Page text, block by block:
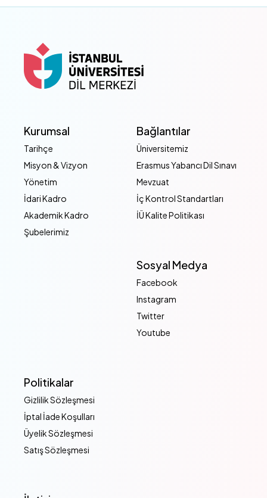
Kurumsal
Tarihçe
Misyon & Vizyon
Yönetim
İdari Kadro
Akademik Kadro
Şubelerimiz
Bağlantılar
Üniversitemiz
Erasmus Yabancı Dil Sınavı
Mevzuat
İç Kontrol Standartları
İÜ Kalite Politikası
Sosyal Medya
Facebook
Instagram
Twitter
Youtube
Politikalar
Gizlilik Sözleşmesi
İptal İade Koşulları
Üyelik Sözleşmesi
Satış Sözleşmesi